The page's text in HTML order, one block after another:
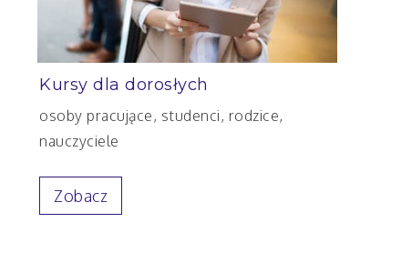
Kursy dla dorosłych
osoby pracujące, studenci, rodzice,
nauczyciele
Zobacz